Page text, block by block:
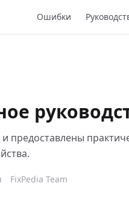
Ошибки
предоставлены
FixPedia Team